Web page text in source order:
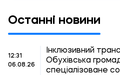
Останні новини
12:31
06.08.26
Інклюзивний
Обухівська
спеціалізоване